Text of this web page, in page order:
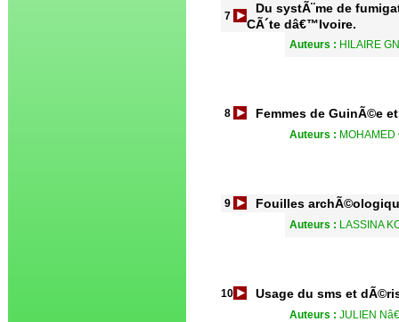
7
Du systÃ¨me de
CÃ´te dâ€™Ivoire.
Auteurs : HILAIRE
8 Femmes de GuinÃ©e
Auteurs :
9 Fouilles
Auteurs : LASSINA
10 Usage du sms et
Auteurs : JULIEN